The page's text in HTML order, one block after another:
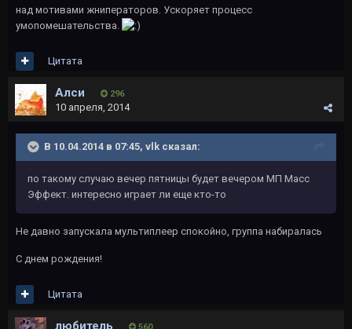
над мотивами жниператоров. Ускоряет процесс
умопомешательства.
Цитата
Алси 296
10 апреля, 2014
В 10.04.2014 в 07:45, vlk сказал:
по такому случаю вечер пятницы будет вечером МП Масс
Эффект. интересно играет ли еще кто-то
Не давно запускала мультиплеер спокойно, группа набиралась
С днем рождения!
Цитата
любитель